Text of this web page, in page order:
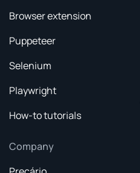
Browser extension
Puppeteer
Selenium
Playwright
How-to tutorials
Company